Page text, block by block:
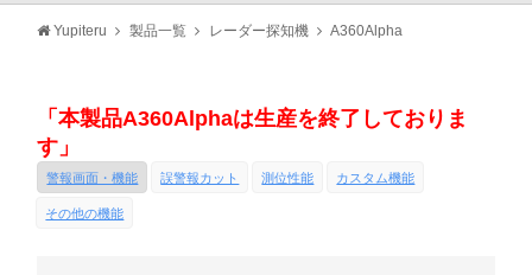
Yupiteru 製品一覧 レーダー探知機 A360Alpha
「本製品A360Alphaは生産を終了しておりま
す」
警報画面・機能 誤警報カット 測位性能 カスタム機能
その他の機能